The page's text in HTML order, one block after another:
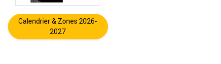
Calendrier & Zones 2026-
2027